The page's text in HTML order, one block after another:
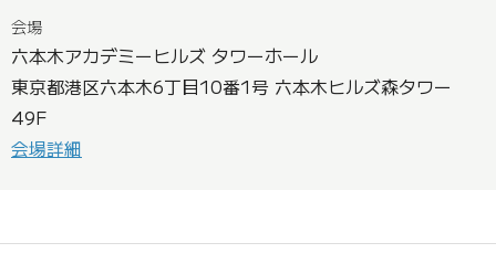
会場
六本木アカデミーヒルズ タワーホール
東京都港区六本木6丁目10番1号 六本木ヒルズ森タワー
49F
会場詳細